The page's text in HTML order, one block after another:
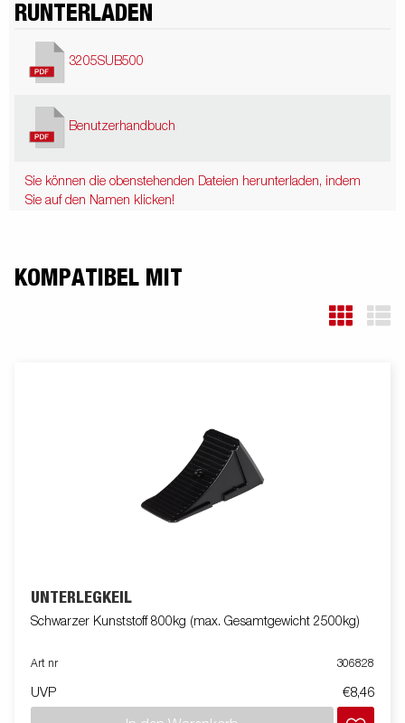
RUNTERLADEN
3205SUB500
Benutzerhandbuch
Sie können die obenstehenden Dateien herunterladen, indem
Sie auf den Namen klicken!
KOMPATIBEL MIT
UNTERLEGKEIL
Schwarzer Kunststoff 800kg (max. Gesamtgewicht 2500kg)
Art nr 306828
UVP €8,46